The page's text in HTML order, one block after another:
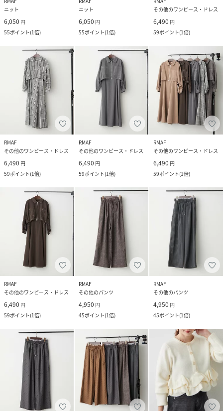
ニット
6,050 円
55ポイント(1倍)
ニット
6,050 円
55ポイント(1倍)
その他のワンピース・ドレス
6,490 円
59ポイント(1倍)
RMAF
その他のワンピース・ドレス
6,490 円
59ポイント(1倍)
RMAF
その他のワンピース・ドレス
6,490 円
59ポイント(1倍)
RMAF
その他のワンピース・ドレス
6,490 円
59ポイント(1倍)
RMAF
その他のワンピース・ドレス
6,490 円
59ポイント(1倍)
RMAF
その他のパンツ
4,950 円
45ポイント(1倍)
RMAF
その他のパンツ
4,950 円
45ポイント(1倍)